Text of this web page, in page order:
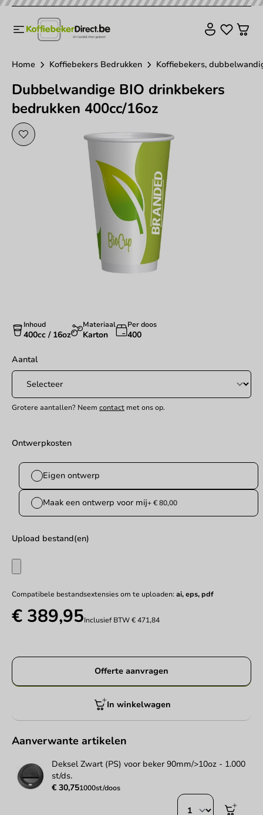
Home Koffiebekers Bedrukken Koffiebekers,
Dubbelwandige BIO drinkbekers
bedrukken 400cc/16oz
Inhoud
400cc / 16oz
Materiaal
Karton
Per doos
400
Aantal
Grotere aantallen? Neem contact met ons op.
Ontwerpkosten
Eigen ontwerp
Maak een ontwerp voor mij+ € 80,00
Upload bestand(en)
Compatibele bestandsextensies om te uploaden: ai, eps, pdf
€ 389,95Inclusief BTW€ 471,84
Offerte aanvragen
In winkelwagen
Aanverwante artikelen
Deksel Zwart (PS) voor beker 90mm/>10oz - 1.000
st/ds.
€ 30,751000st/doos